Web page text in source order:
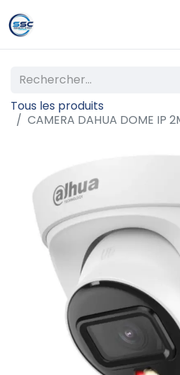
Tous les produits
CAMERA DAHUA DOME IP